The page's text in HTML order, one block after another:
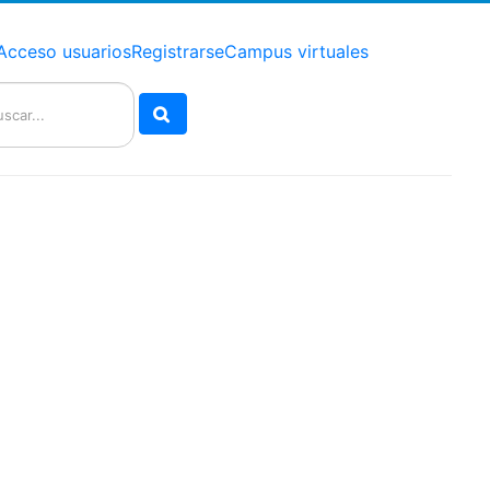
usuariosRegistrarseCampus virtuales